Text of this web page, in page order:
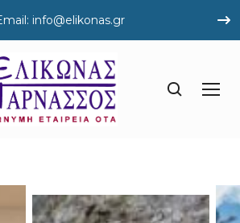
info@elikonas.gr